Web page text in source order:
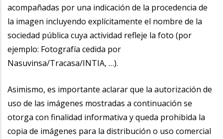
acompañadas por una indicación de la procedencia de
la imagen incluyendo explícitamente el nombre de la
sociedad pública cuya actividad refleje la foto (por
ejemplo: Fotografía cedida por
Nasuvinsa/Tracasa/INTIA, …).
Asimismo, es importante aclarar que la autorización de
uso de las imágenes mostradas a continuación se
otorga con finalidad informativa y queda prohibida la
copia de imágenes para la distribución o uso comercial